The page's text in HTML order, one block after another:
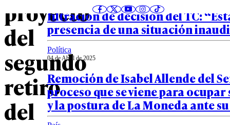
proyecto
del
segundo
retiro
del
filtración de decisión del TC:
presencia de una situación
Política
04 de Abril de 2025
Remoción de Isabel Allende del
proceso que se viene para ocupar
y la postura de La Moneda ante